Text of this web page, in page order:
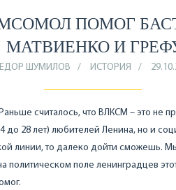
ПОМОГ
МАТВИЕНКО И
ШУМИЛОВ ИСТОРИЯ
считалось, что ВЛКСМ – это не
до 28 лет) любителей Ленина, но и
линии, то далеко дойти сможешь.
политическом поле ленинградцев